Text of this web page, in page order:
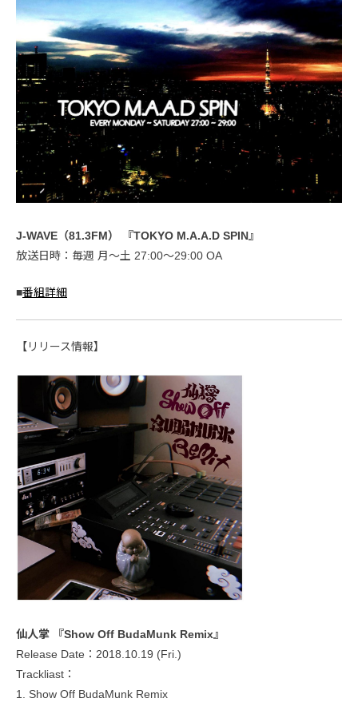
J-WAVE（81.3FM） 『TOKYO M.A.A.D SPIN』
放送日時：毎週 月〜土 27:00〜29:00 OA
■番組詳細
【リリース情報】
仙人掌 『Show Off BudaMunk Remix』
Release Date：2018.10.19 (Fri.)
Trackliast：
1. Show Off BudaMunk Remix